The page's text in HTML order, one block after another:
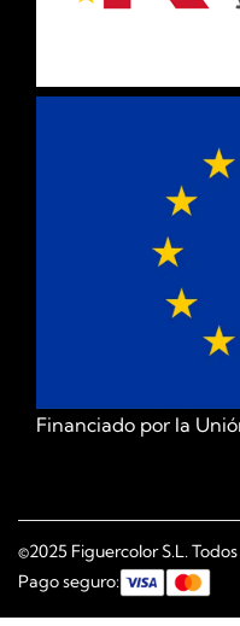
Financiado por la
©2025 Figuercolor S.L.
Pago seguro: